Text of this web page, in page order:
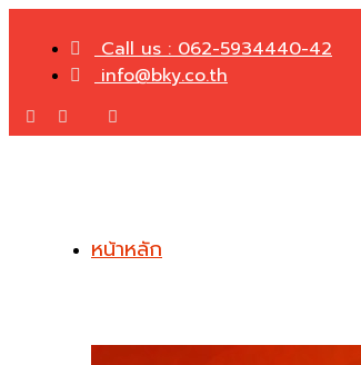
Call us : 062-5934440-42
info@bky.co.th
หน้าหลัก